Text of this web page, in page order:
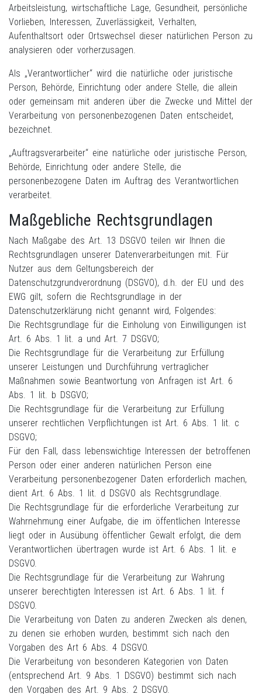
Arbeitsleistung, wirtschaftliche Lage, Gesundheit, persönliche
Vorlieben, Interessen, Zuverlässigkeit, Verhalten,
Aufenthaltsort oder Ortswechsel dieser natürlichen Person zu
analysieren oder vorherzusagen.
Als „Verantwortlicher“ wird die natürliche oder juristische
Person, Behörde, Einrichtung oder andere Stelle, die allein
oder gemeinsam mit anderen über die Zwecke und Mittel der
Verarbeitung von personenbezogenen Daten entscheidet,
bezeichnet.
„Auftragsverarbeiter“ eine natürliche oder juristische Person,
Behörde, Einrichtung oder andere Stelle, die
personenbezogene Daten im Auftrag des Verantwortlichen
verarbeitet.
Maßgebliche Rechtsgrundlagen
Nach Maßgabe des Art. 13 DSGVO teilen wir Ihnen die
Rechtsgrundlagen unserer Datenverarbeitungen mit. Für
Nutzer aus dem Geltungsbereich der
Datenschutzgrundverordnung (DSGVO), d.h. der EU und des
EWG gilt, sofern die Rechtsgrundlage in der
Datenschutzerklärung nicht genannt wird, Folgendes:
Die Rechtsgrundlage für die Einholung von Einwilligungen ist
Art. 6 Abs. 1 lit. a und Art. 7 DSGVO;
Die Rechtsgrundlage für die Verarbeitung zur Erfüllung
unserer Leistungen und Durchführung vertraglicher
Maßnahmen sowie Beantwortung von Anfragen ist Art. 6
Abs. 1 lit. b DSGVO;
Die Rechtsgrundlage für die Verarbeitung zur Erfüllung
unserer rechtlichen Verpflichtungen ist Art. 6 Abs. 1 lit. c
DSGVO;
Für den Fall, dass lebenswichtige Interessen der betroffenen
Person oder einer anderen natürlichen Person eine
Verarbeitung personenbezogener Daten erforderlich machen,
dient Art. 6 Abs. 1 lit. d DSGVO als Rechtsgrundlage.
Die Rechtsgrundlage für die erforderliche Verarbeitung zur
Wahrnehmung einer Aufgabe, die im öffentlichen Interesse
liegt oder in Ausübung öffentlicher Gewalt erfolgt, die dem
Verantwortlichen übertragen wurde ist Art. 6 Abs. 1 lit. e
DSGVO.
Die Rechtsgrundlage für die Verarbeitung zur Wahrung
unserer berechtigten Interessen ist Art. 6 Abs. 1 lit. f
DSGVO.
Die Verarbeitung von Daten zu anderen Zwecken als denen,
zu denen sie erhoben wurden, bestimmt sich nach den
Vorgaben des Art 6 Abs. 4 DSGVO.
Die Verarbeitung von besonderen Kategorien von Daten
(entsprechend Art. 9 Abs. 1 DSGVO) bestimmt sich nach
den Vorgaben des Art. 9 Abs. 2 DSGVO.